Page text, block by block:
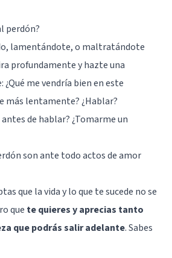
perdón?
lamentándote, o maltratándote
profundamente y hazte una
me vendría bien en este
más lentamente? ¿Hablar?
de hablar? ¿Tomarme un
son ante todo actos de amor
que la vida y lo que te sucede no se
que te quieres y aprecias tanto
que podrás salir adelante. Sabes